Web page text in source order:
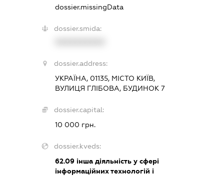
dossier.missingData
dossier.smida:
dossier.address:
УКРАЇНА, 01135, МІСТО КИЇВ,
ВУЛИЦЯ ГЛІБОВА, БУДИНОК 7
dossier.capital:
10 000 грн.
dossier.kveds:
62.09 інша діяльність у сфері
інформаційних технологій і